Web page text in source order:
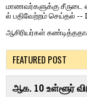
மாணவர்களுக்கு
ல் பதிவேற்றம் செய்தல்
ஆசிரியர்கள்
FEATURED POST
ஆக. 10 உள்ளூர்